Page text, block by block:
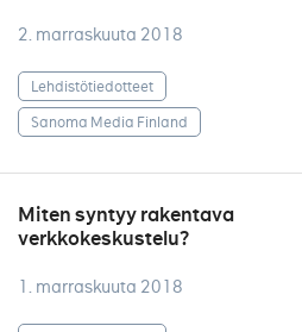
2. marraskuuta 2018
Lehdistötiedotteet
Sanoma Media Finland
Miten syntyy rakentava
verkkokeskustelu?
1. marraskuuta 2018